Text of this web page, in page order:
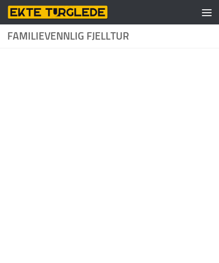
Skip to content
FAMILIEVENNLIG FJELLTUR